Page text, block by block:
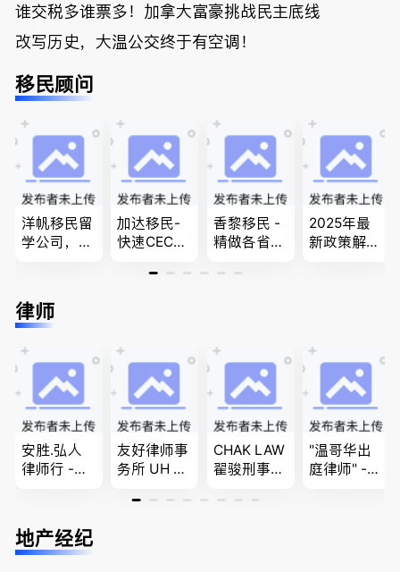
谁交税多谁票多！加拿大富豪挑战民主底线
改写历史，大温公交终于有空调！
移民顾问
洋帆移民留
学公司，精
留学转学，
BCPNP，E
民和魁北克
PEQ60472
08731
加达移民-
快速CEC&P
作机会 移
商业移民，
名校申请
香黎移民 -
精做各省省
签证,工作
问题
2025年最
新政策解
团聚，投资
移民以及各
类省提名和
技术移民
律师
安胜.弘人
律师行 -
律师行、精
干团队、多
友好律师事
务所 UH LA
BC地区及
CHAK LAW
翟骏刑事交
刑事辩护/
"温哥华出
庭律师" -
地产经纪